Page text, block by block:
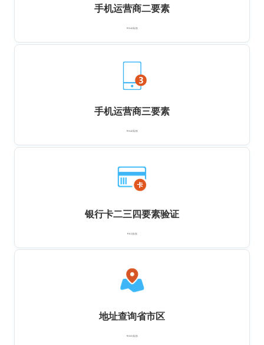
手机运营商二要素
￥0.42元/次
手机运营商三要素
￥0.42元/次
银行卡二三四要素验证
￥0.5元/次
地址查询省市区
￥0.01元/次